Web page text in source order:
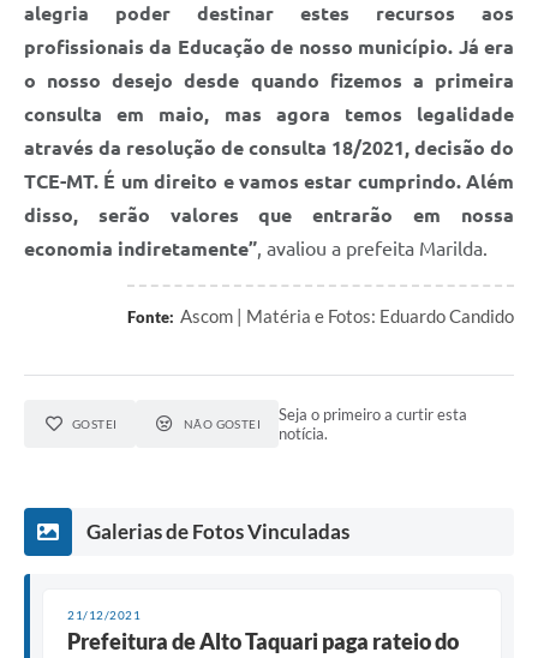
alegria poder destinar estes recursos aos
profissionais da Educação de nosso município. Já era
o nosso desejo desde quando fizemos a primeira
consulta em maio, mas agora temos legalidade
através da resolução de consulta 18/2021, decisão do
TCE-MT. É um direito e vamos estar cumprindo. Além
disso, serão valores que entrarão em nossa
economia indiretamente” , avaliou a prefeita Marilda.
Fonte: Ascom | Matéria e Fotos: Eduardo Candido
GOSTEI NÃO GOSTEI
Seja o primeiro a curtir esta
notícia.
Galerias de Fotos Vinculadas
21/12/2021
Prefeitura de Alto Taquari paga rateio do